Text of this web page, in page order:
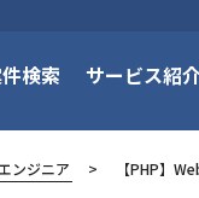
検索 サービス紹
ンジニア 【PHP】